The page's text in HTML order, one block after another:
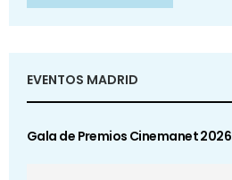
EVENTOS MADRID
Gala de Premios Cinemanet 2026